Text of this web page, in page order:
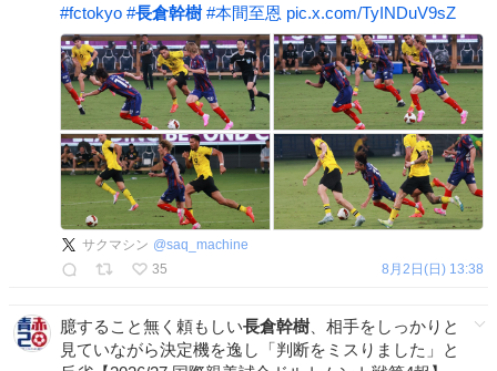
#fctokyo #長倉幹樹 #本間至恩 pic.x.com/TyINDuV9sZ
サクマシン @saq_machine
35
8月2日(日) 13:38
臆すること無く頼もしい長倉幹樹 、相手をしっかりと
見ていながら決定機を逸し「判断をミスりました」と